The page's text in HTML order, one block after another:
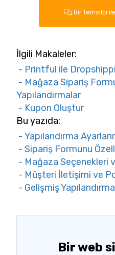
Bir temsilci
İlgili Makaleler:
- Printful ile
- Mağaza Sipariş
Yapılandırmalar
- Kupon Oluştur
Bu yazıda:
- Yapılandırma
- Sipariş Formunu
- Mağaza Seçenekleri
- Müşteri İletişimi ve
- Gelişmiş
Bir web